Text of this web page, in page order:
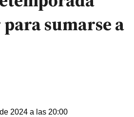
sumarse a
2024 a las 20:00